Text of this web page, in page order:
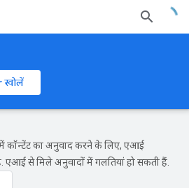
खोलें
कॉन्टेंट का अनुवाद करने के लिए, एआई
एआई से मिले अनुवादों में गलतियां हो सकती हैं.